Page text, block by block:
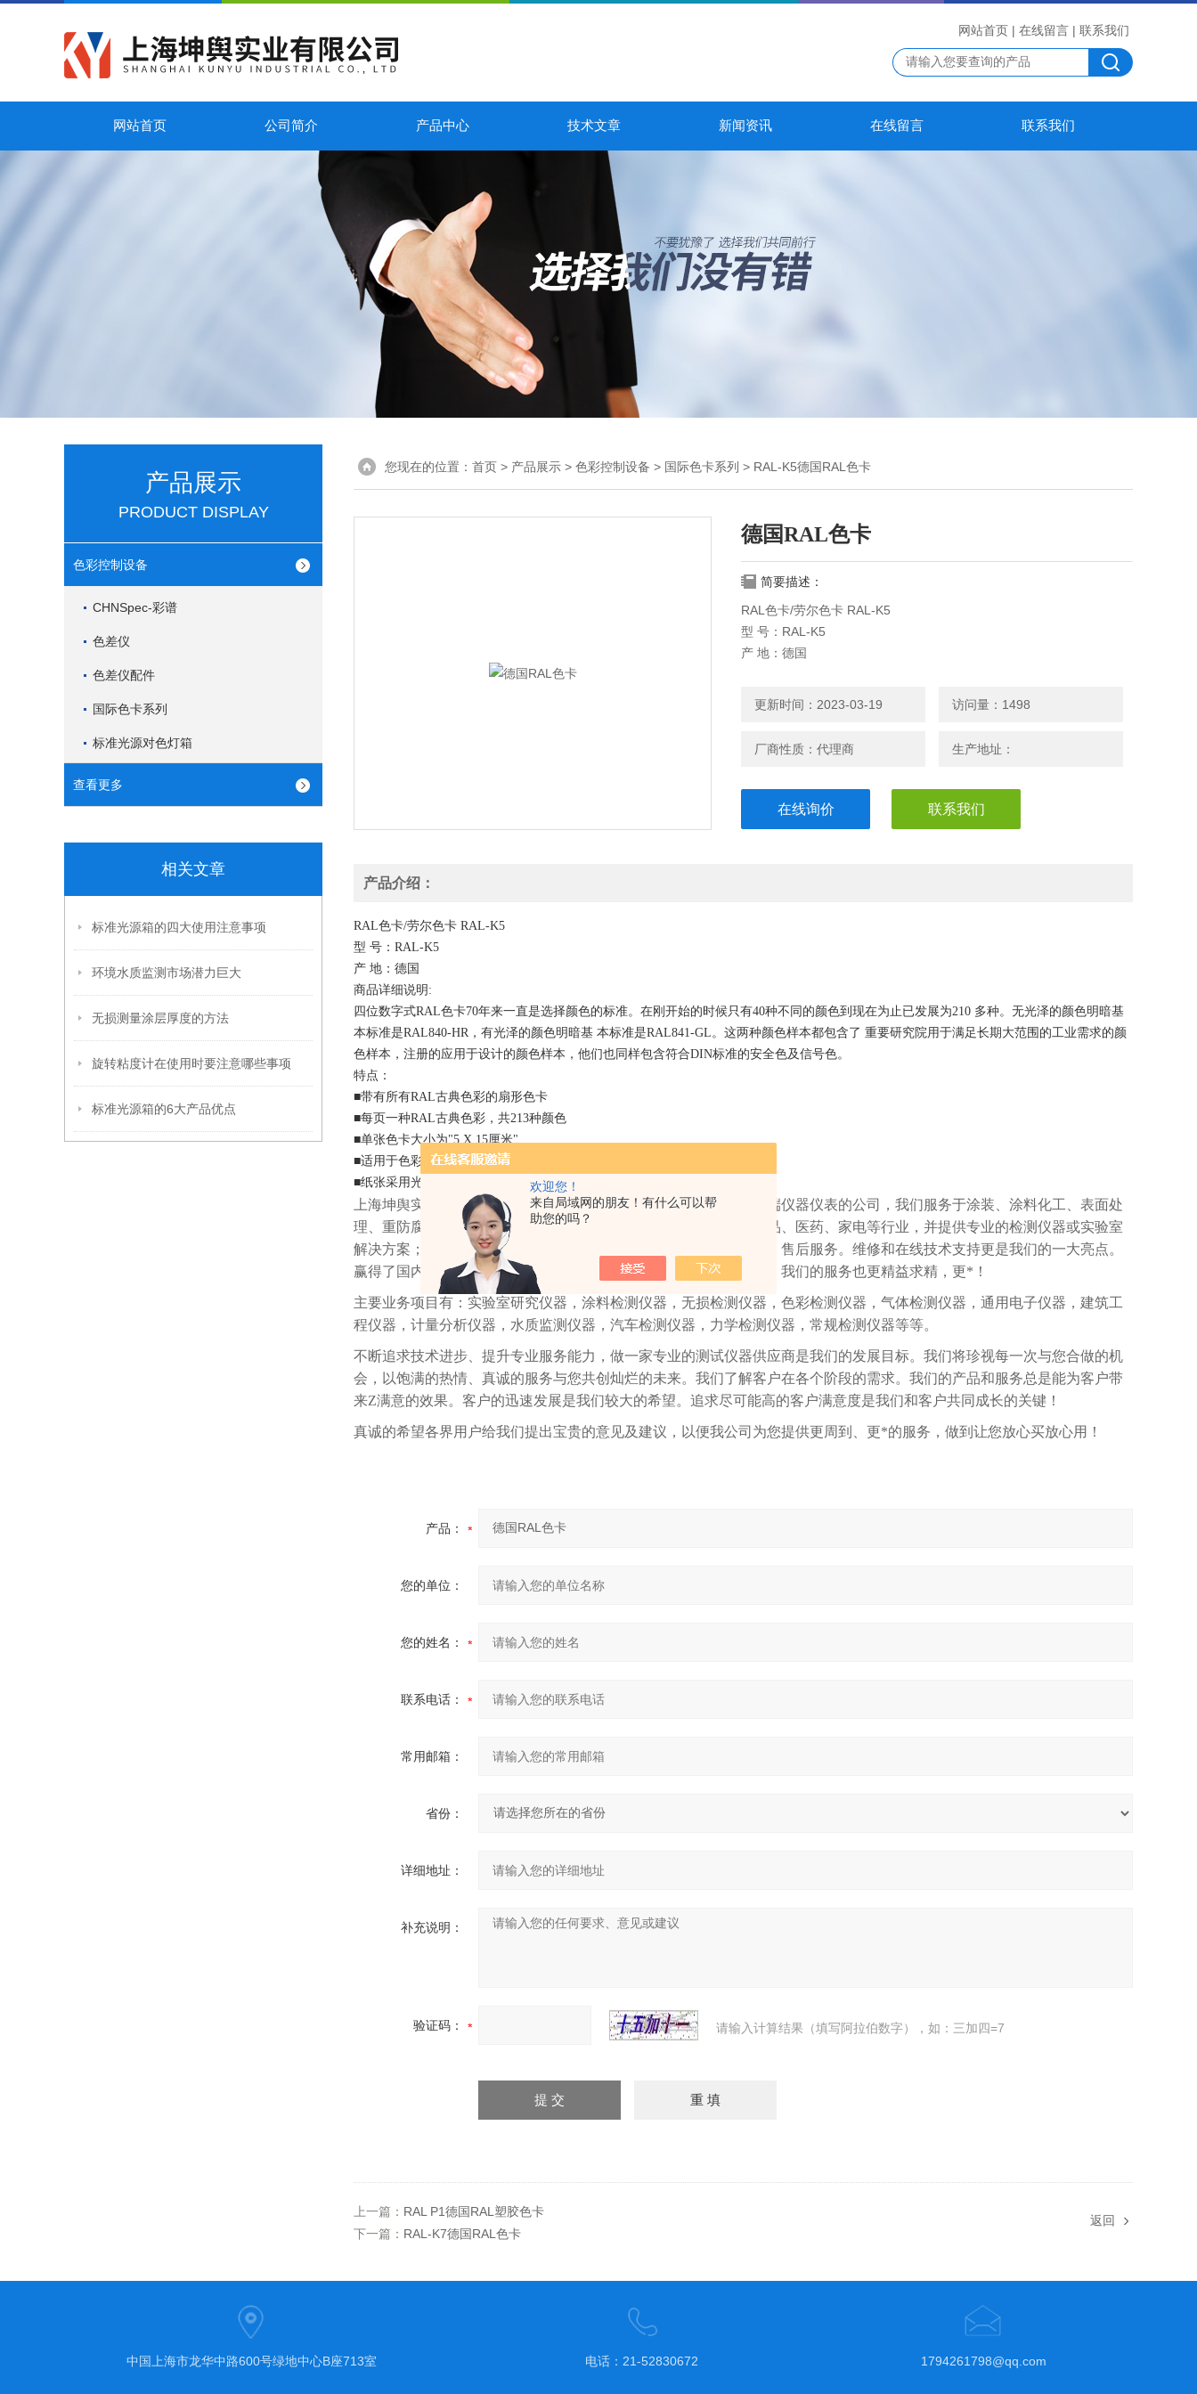
欢迎您！
来自局域网的朋友！有什么可以帮
助您的吗？
网站首页 | 在线留言 | 联系我们
网站首页 公司简介 产品中心 技术文章 新闻资讯 在线留言 联系我们
产品展示
PRODUCT DISPLAY
色彩控制设备
CHNSpec-彩谱
色差仪
色差仪配件
国际色卡系列
标准光源对色灯箱
查看更多
相关文章
标准光源箱的四大使用注意事项
环境水质监测市场潜力巨大
无损测量涂层厚度的方法
旋转粘度计在使用时要注意哪些事项
标准光源箱的6大产品优点
您现在的位置： 首页 > 产品展示 > 色彩控制设备 > 国际色卡系列 > RAL-K5德国RAL色卡
德国RAL色卡
简要描述：
RAL色卡/劳尔色卡 RAL-K5
型 号：RAL-K5
产 地：德国
商品详细说明:
本标准是RAL840-HR，有光泽的颜色明暗基 本标准是RAL841-GL。这
色样本，注册的应用于设计的颜色样本
更新时间：2023-03-19 访问量：1498
厂商性质：代理商 生产地址：
在线询价 联系我们
产品介绍：
RAL色卡/劳尔色卡 RAL-K5
型 号：RAL-K5
产 地：德国
商品详细说明:
四位数字式RAL色卡70年来一直是选择颜色的标准。在刚开始的时候只有40种不同的颜色到现在为止已发展为210 多种。无光泽的颜色明暗基
本标准是RAL840-HR，有光泽的颜色明暗基 本标准是RAL841-GL。这两种颜色样本都包含了 重要研究院用于满足长期大范围的工业需求的颜
色样本，注册的应用于设计的颜色样本，他们也同样包含符合DIN标准的安全色及信号色。
特点：
■带有所有RAL古典色彩的扇形色卡
■每页一种RAL古典色彩，共213种颜色
■单张色卡大小为"5 X 15厘米"
■适用于色彩搭配、组合及校对
■纸张采用光泽修饰或半光泽修饰
上海坤舆实业有限公司是一家专业代理国内外且涵盖各行各业高中端仪器仪表的公司，我们服务于涂装、涂料化工、表面处
理、重防腐、船舶重工、高校、科研机构、第三方检测、环保、食品、医药、家电等行业，并提供专业的检测仪器或实验室
解决方案；多年来为国内外广大用户提供了周到优质的售前、售中、售后服务。维修和在线技术支持更是我们的一大亮点。
赢得了国内外客户的好评，更为我们业务的快速发展奠定了的基础。我们的服务也更精益求精，更*！
主要业务项目有：实验室研究仪器，涂料检测仪器，无损检测仪器，色彩检测仪器，气体检测仪器，通用电子仪器，建筑工
程仪器，计量分析仪器，水质监测仪器，汽车检测仪器，力学检测仪器，常规检测仪器等等。
不断追求技术进步、提升专业服务能力，做一家专业的测试仪器供应商是我们的发展目标。我们将珍视每一次与您合做的机
会，以饱满的热情、真诚的服务与您共创灿烂的未来。我们了解客户在各个阶段的需求。我们的产品和服务总是能为客户带
来Z满意的效果。客户的迅速发展是我们较大的希望。追求尽可能高的客户满意度是我们和客户共同成长的关键！
真诚的希望各界用户给我们提出宝贵的意见及建议，以便我公司为您提供更周到、更*的服务，做到让您放心买放心用！
产品：
您的单位：
您的姓名：
联系电话：
常用邮箱：
省份：
详细地址：
补充说明：
验证码： 请输入计算结果（填写阿拉伯数字），如：三加四=7
上一篇： RAL P1德国RAL塑胶色卡
下一篇： RAL-K7德国RAL色卡
返回
中国上海市龙华中路600号绿地中心B座713室 电话：21-52830672 1794261798@qq.com